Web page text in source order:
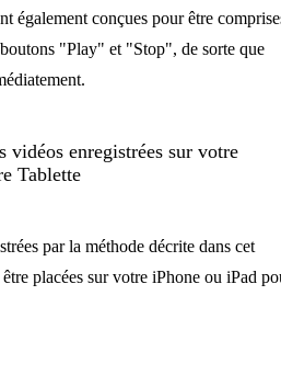
également conçues pour être
"Play" et "Stop", de sorte que
vidéos enregistrées sur votre
Tablette
par la méthode décrite dans cet
placées sur votre iPhone ou iPad